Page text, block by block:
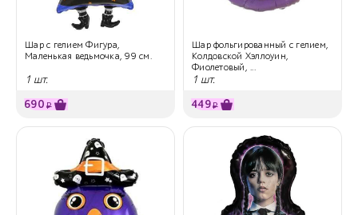
Шар с гелием Фигура,
Маленькая ведьмочка, 99 см.
1 шт.
690 ₽
Шар фольгированный с гелием,
Колдовской Хэллоуин,
Фиолетовый, ...
1 шт.
449₽